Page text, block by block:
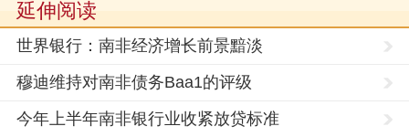
延伸阅读
世界银行：南非经济增长前景黯淡
穆迪维持对南非债务Baa1的评级
今年上半年南非银行业收紧放贷标准